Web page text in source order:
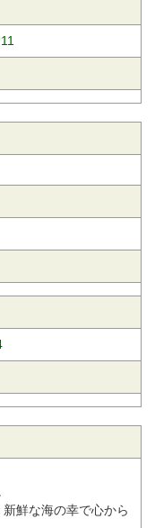
鮮な海の幸で心から